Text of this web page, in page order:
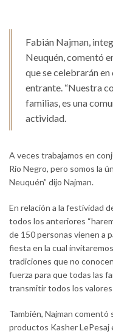
Fabián Najman,
Neuquén, comentó
que se celebrarán
entrante. “Nuestra
familias, es una
actividad.
A veces trabajamos en
Rio Negro, pero somos la
Neuquén” dijo Najman.
En relación a la festividad
todos los anteriores
de 150 personas vienen a
fiesta en la cual
tradiciones que no
fuerza para que todas las
transmitir todos los valores
También, Najman
productos Kasher LePesaj